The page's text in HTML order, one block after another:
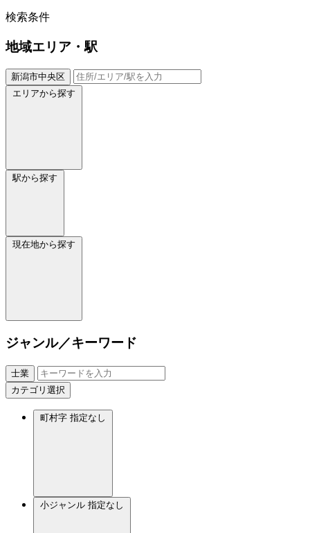
検索条件
地域エリア・駅
新潟市中央区
エリアから探す
駅から探す
現在地から探す
ジャンル／キーワード
士業
カテゴリ選択
町村字 指定なし
小ジャンル 指定なし